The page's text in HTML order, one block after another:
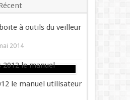
Mots-clés
à outils du veilleur
2014
le manuel utilisateur